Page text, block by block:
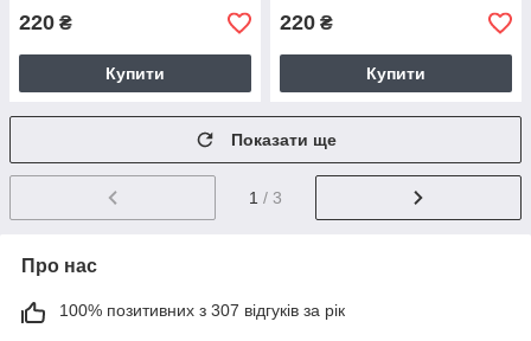
220 ₴
Купити
220 ₴
Купити
Показати ще
1 / 3
Про нас
100% позитивних з 307 відгуків за рік